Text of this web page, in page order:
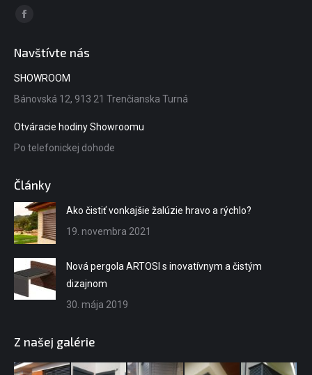
Find us on:
opens
in
new
Navštívte nás
SHOWROOM
Bánovská 12, 913 21 Trenčianska Turná
Otváracie hodiny Showroomu
Po telefonickej dohode
Články
Ako čistiť vonkajšie žalúzie hravo a rýchlo?
19. novembra 2021
Nová pergola ARTOSI s inovatívnym a čistým
dizajnom
30. mája 2019
Z našej galérie